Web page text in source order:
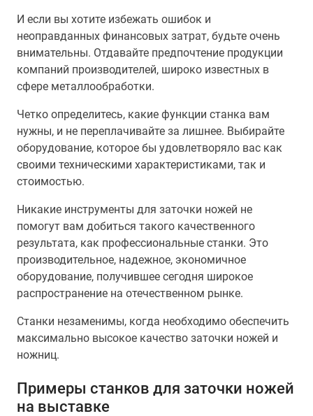
И если вы хотите избежать ошибок и
неоправданных финансовых затрат, будьте очень
внимательны. Отдавайте предпочтение продукции
компаний производителей, широко известных в
сфере металлообработки.
Четко определитесь, какие функции станка вам
нужны, и не переплачивайте за лишнее. Выбирайте
оборудование, которое бы удовлетворяло вас как
своими техническими характеристиками, так и
стоимостью.
Никакие инструменты для заточки ножей не
помогут вам добиться такого качественного
результата, как профессиональные станки. Это
производительное, надежное, экономичное
оборудование, получившее сегодня широкое
распространение на отечественном рынке.
Станки незаменимы, когда необходимо обеспечить
максимально высокое качество заточки ножей и
ножниц.
Примеры станков для заточки ножей
на выставке